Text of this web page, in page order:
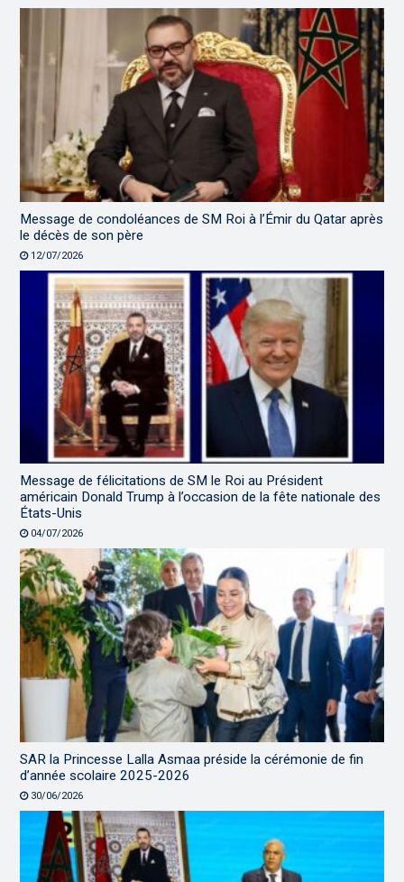
Message de condoléances de SM Roi à l’Émir du Qatar après
le décès de son père
12/07/2026
Message de félicitations de SM le Roi au Président
américain Donald Trump à l’occasion de la fête nationale des
États-Unis
04/07/2026
SAR la Princesse Lalla Asmaa préside la cérémonie de fin
d’année scolaire 2025-2026
30/06/2026